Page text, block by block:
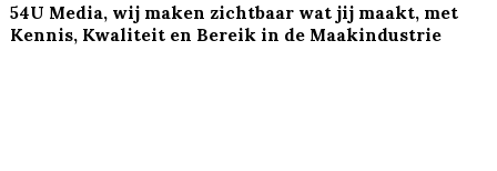
54U Media, wij maken zichtbaar wat jij maakt, met
Kennis, Kwaliteit en Bereik in de Maakindustrie